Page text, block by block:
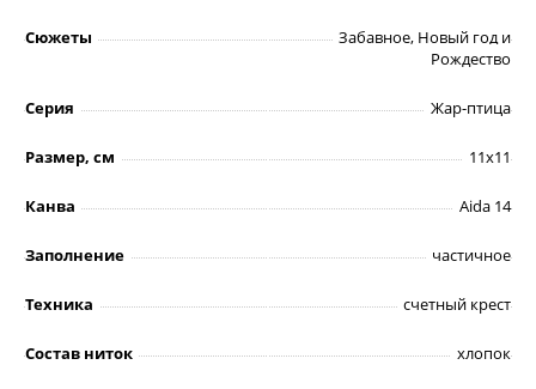
Сюжеты
Забавное, Новый год и
Рождество
Серия Жар-птица
Размер, см 11х11
Канва Aida 14
Заполнение частичное
Техника счетный крест
Состав ниток хлопок